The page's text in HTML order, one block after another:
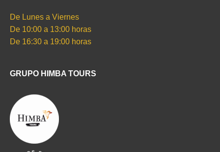
De Lunes a Viernes
De 10:00 a 13:00 horas
De 16:30 a 19:00 horas
GRUPO HIMBA TOURS